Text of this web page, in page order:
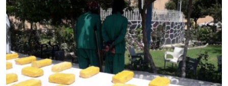
TÁRSADALOM
DEMOKRÁCIA
A PÉNZ NYOMÁBAN
EURÓPAI UNIÓ